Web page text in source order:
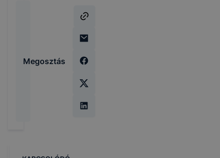
Megosztás